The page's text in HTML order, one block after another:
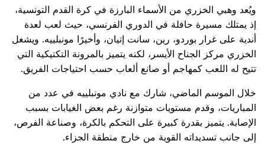
ويُعد وهبي الخزري من الأسماء البارزة في كرة القدم التونسية،
إذ يمتلك مسيرة حافلة في الدوري الفرنسي، حيث لعب لعدة
أندية على غرار بوردو، رين، سانت إتيان، وأخيرًا مونبلييه. ويشغل
الخزري مركز الجناح الأيسر، لكنه يتميز بالمرونة التكتيكية التي
تتيح له اللعب كمهاجم أو صانع ألعاب حسب احتياجات الفريق.
خلال الموسم الماضي، شارك مع نادي مونبلييه في عدد من
المباريات، وقدم مستويات متوازنة رغم بعض الغيابات بسبب
الإصابة. يتميز بقدرة كبيرة على التحكم بالكرة، وصناعة الفرص،
إلى جانب تسديداته القوية من خارج منطقة الجزاء.